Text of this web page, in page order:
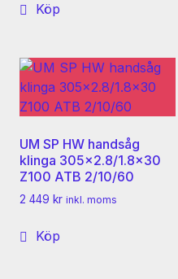
Köp
UM SP HW handsåg
klinga 305×2.8/1.8×30
Z100 ATB 2/10/60
2 449 kr inkl. moms
Köp